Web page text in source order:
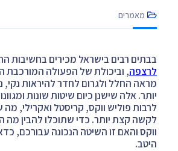
מאמרים
בבתים רבים בישראל מכירים בחשיבות
לרצפה, וביכולת של הפעולה המורכבת
מראה החלל ולגרום לחדר להיראות נקי,
יותר. אלה שישנן כיום שיטות שונות
לרבות פוליש ווקס, קריסטל ואקרילי,
לקשה קצת יותר. כדי שתוכלו להבין מה
ווקס והאם זו השיטה הנכונה עבורכם,
היטב.